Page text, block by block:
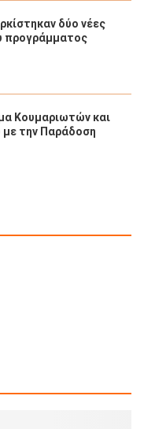
δύο νέες
προγράμματος
Κουμαριωτών και
την Παράδοση